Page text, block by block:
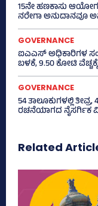
15ನೇ ಹಣಕಾಸು
ನರೇಗಾ ಅನುದಾನವೂ
GOVERNANCE
ಐಎಎಸ್‌ ಅಧಿಕಾರಿಗಳ
ಬಳಕೆ, 9.50 ಕೋಟಿ
GOVERNANCE
54 ತಾಲೂಕುಗಳಲ್ಲಿ
ರಚನೆಯಾಗದ
Related